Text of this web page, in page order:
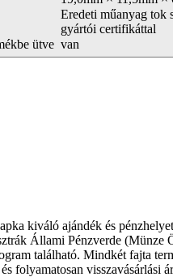
Eredeti műanyag tok
gyártói certifikáttal
ütve van
kiváló ajándék és
Állami Pénzverde
található. Mindkét fajta
folyamatosan visszavásárlási